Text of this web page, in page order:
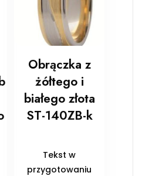
Obrączka z
żółtego i
białego złota
ST-140ZB-k
Tekst w
przygotowaniu